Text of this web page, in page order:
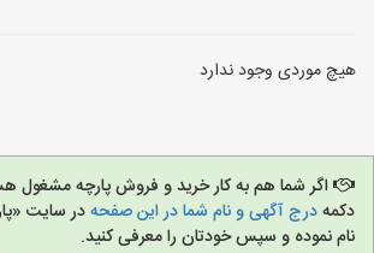
هیچ موردی وجود ندارد
اگر شما هم به کار خرید و فروش پارچه مشغول
دکمهدرج آگهی و نام شما در این صفحهدر سایت
نام نموده و سپس خودتان را معرفی کنید.